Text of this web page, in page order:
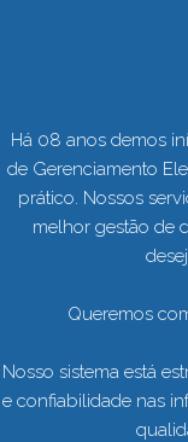
Há 08 anos demos
de Gerenciamento
prático. Nossos
melhor gestão de
Queremos
Nosso sistema está
e confiabilidade nas